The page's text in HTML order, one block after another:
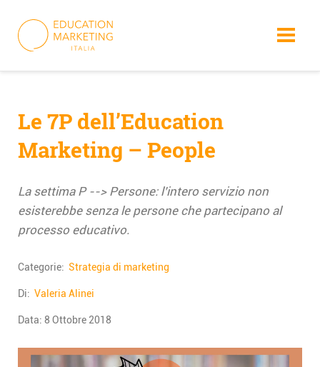
content
Le 7P dell’Education
Marketing – People
La settima P --> Persone: l’intero servizio non
esisterebbe senza le persone che partecipano al
processo educativo.
Categorie: Strategia di marketing
Di: Valeria Alinei
Data: 8 Ottobre 2018